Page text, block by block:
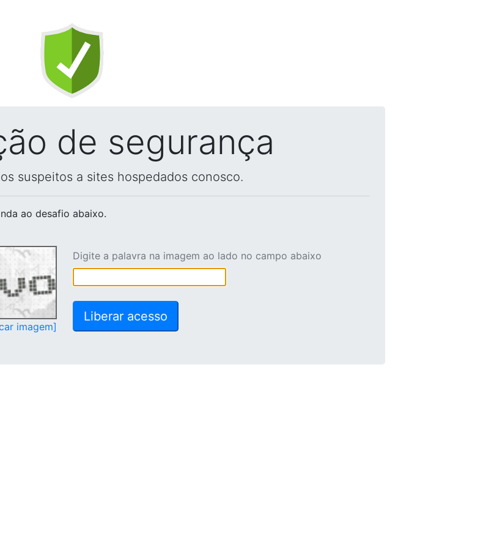
de segurança
suspeitos a sites hospedados conosco.
ao desafio abaixo.
imagem]
Digite a palavra na imagem ao lado no campo abaixo